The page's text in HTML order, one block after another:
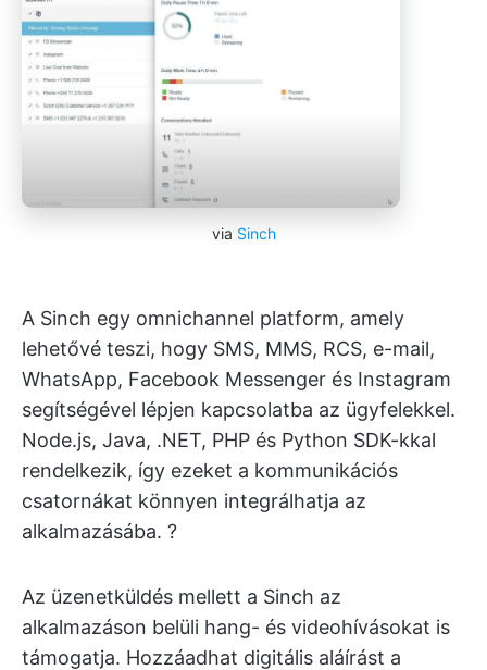
via Sinch
A Sinch egy omnichannel platform, amely
lehetővé teszi, hogy SMS, MMS, RCS, e-mail,
WhatsApp, Facebook Messenger és Instagram
segítségével lépjen kapcsolatba az ügyfelekkel.
Node.js, Java, .NET, PHP és Python SDK-kkal
rendelkezik, így ezeket a kommunikációs
csatornákat könnyen integrálhatja az
alkalmazásába. ?
Az üzenetküldés mellett a Sinch az
alkalmazáson belüli hang- és videohívásokat is
támogatja. Hozzáadhat digitális aláírást a